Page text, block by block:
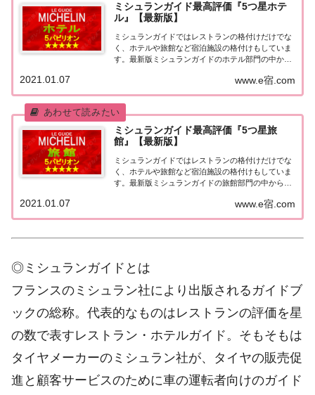
ミシュランガイド最高評価『5つ星ホテ
ル』【最新版】
ミシュランガイドではレストランの格付けだけでな
く、ホテルや旅館など宿泊施設の格付けもしていま
す。最新版ミシュランガイドのホテル部門の中から
をまとめてみました♪ いずれのホテルも人気ランキ
ングなどで常に上位を賑わす有名ホテル。各ホテル
の...
www.e宿.com
2021.01.07
ミシュランガイド最高評価『5つ星旅
館』【最新版】
ミシュランガイドではレストランの格付けだけでな
く、ホテルや旅館など宿泊施設の格付けもしていま
す。最新版ミシュランガイドの旅館部門の中から最
とめてみました♪ いずれも人気ランキングなどで常
に上位を賑わす有名旅館。各旅館の情報と口コミ評
www.e宿.com
2021.01.07
◎ミシュランガイドとは
フランスのミシュラン社により出版されるガイドブ
ックの総称。代表的なものはレストランの評価を星
の数で表すレストラン・ホテルガイド。そもそもは
タイヤメーカーのミシュラン社が、タイヤの販売促
進と顧客サービスのために車の運転者向けのガイド